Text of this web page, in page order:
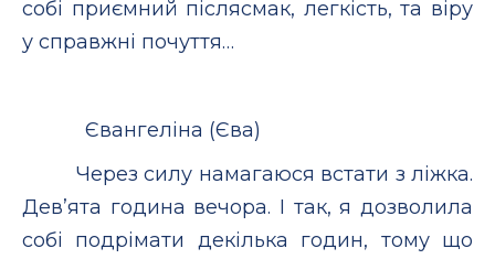
собі приємний післясмак, легкість, та віру
у справжні почуття…
Євангеліна (Єва)
Через силу намагаюся встати з ліжка.
Дев’ята година вечора. І так, я дозволила
собі подрімати декілька годин, тому що